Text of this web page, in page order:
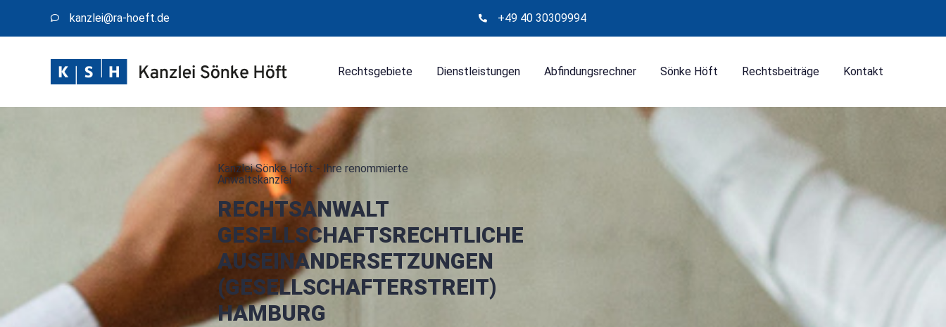
kanzlei@​ra-hoeft.de +49 40 30309994
Rechtsgebiete Dienstleistungen Abfindungsrechner Sönke Höft Rechtsbeiträge Kontakt
Kanzlei Sönke Höft - Ihre renommierte
Anwaltskanzlei
RECHTSANWALT
GESELLSCHAFTSRECHTLICHE
AUSEINANDERSETZUNGEN
(GESELLSCHAFTERSTREIT)
HAMBURG